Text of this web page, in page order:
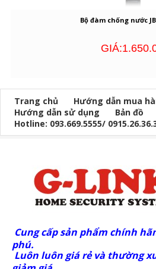
Bộ đàm chống nước
Trang chủ
Hướng dẫn mua
Hướng dẫn sử dụng
Bản đồ
Hotline: 093.669.5555/
Cung cấp sản phẩm chính
phú.
Luôn luôn giá rẻ và thường